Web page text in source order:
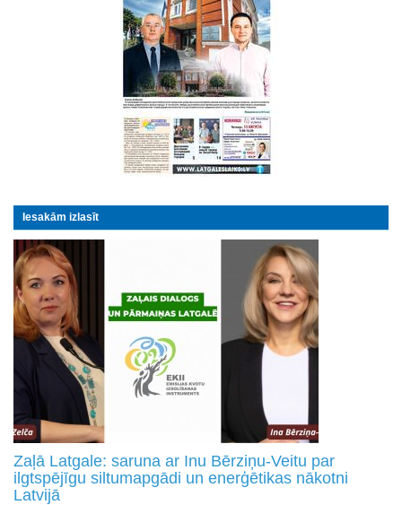
Iesakām izlasīt
Zaļā Latgale: saruna ar Inu Bērziņu-Veitu par
ilgtspējīgu siltumapgādi un enerģētikas nākotni
Latvijā